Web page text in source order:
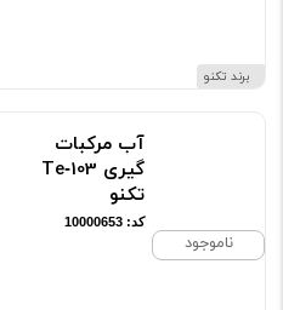
برند تکنو
ناموجود
آب مرکبات
گیری Te‑103
تکنو
کد: 10000653